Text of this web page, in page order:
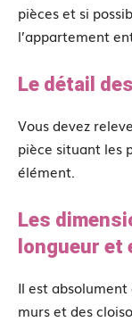
pièces et si
l’appartement
Le détail
Vous devez
pièce situant les
élément.
Les
longueur et
Il est
murs et des